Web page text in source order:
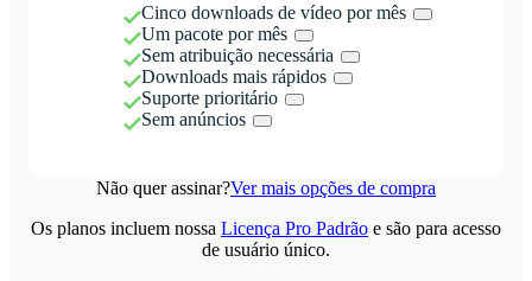
Cinco downloads de vídeo por mês
Um pacote por mês
Sem atribuição necessária
Downloads mais rápidos
Suporte prioritário
Sem anúncios
Não quer assinar?Ver mais opções de compra
Os planos incluem nossa Licença Pro Padrão e são para acesso
de usuário único.